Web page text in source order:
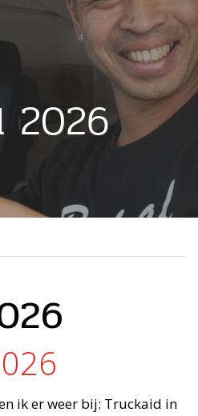
2026
ik er weer bij: Truckaid in